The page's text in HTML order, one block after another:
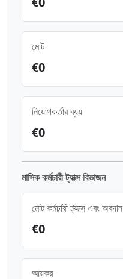
মোট
€0
নিয়োগকর্তার ব্যয়
€0
মাসিক কর্মচারী ট্যাক্স বিভাজন
মোট কর্মচারী ট্যাক্স এবং অবদান
€0
আয়কর